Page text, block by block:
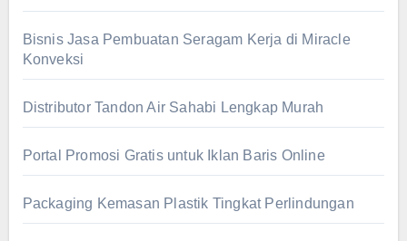
Bisnis Jasa Pembuatan Seragam Kerja di Miracle
Konveksi
Distributor Tandon Air Sahabi Lengkap Murah
Portal Promosi Gratis untuk Iklan Baris Online
Packaging Kemasan Plastik Tingkat Perlindungan